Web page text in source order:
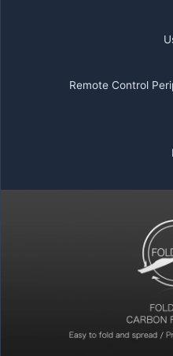
Remote Control